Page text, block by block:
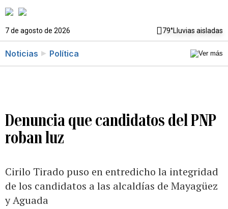
7 de agosto de 2026 79°Lluvias aisladas
Noticias Política
Denuncia que candidatos del PNP
roban luz
Cirilo Tirado puso en entredicho la integridad
de los candidatos a las alcaldías de Mayagüez
y Aguada